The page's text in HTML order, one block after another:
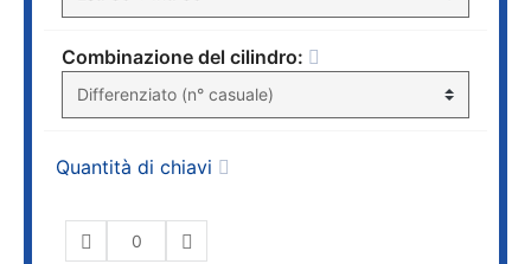
Combinazione del cilindro:
Quantità di chiavi